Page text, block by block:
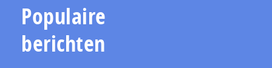
Populaire
berichten